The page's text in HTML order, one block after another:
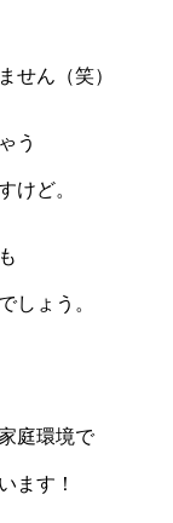
せん（笑）
う
けど。
しょう。
庭環境で
ます！